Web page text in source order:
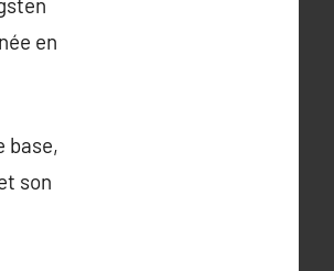
en
base,
son